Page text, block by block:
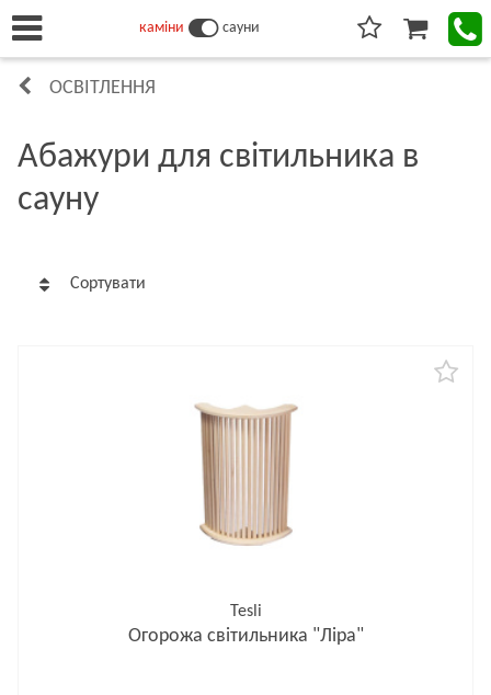
каміни сауни
ОСВІТЛЕННЯ
Абажури для світильника в
сауну
Сортувати
Tesli
Огорожа світильника "Ліра"